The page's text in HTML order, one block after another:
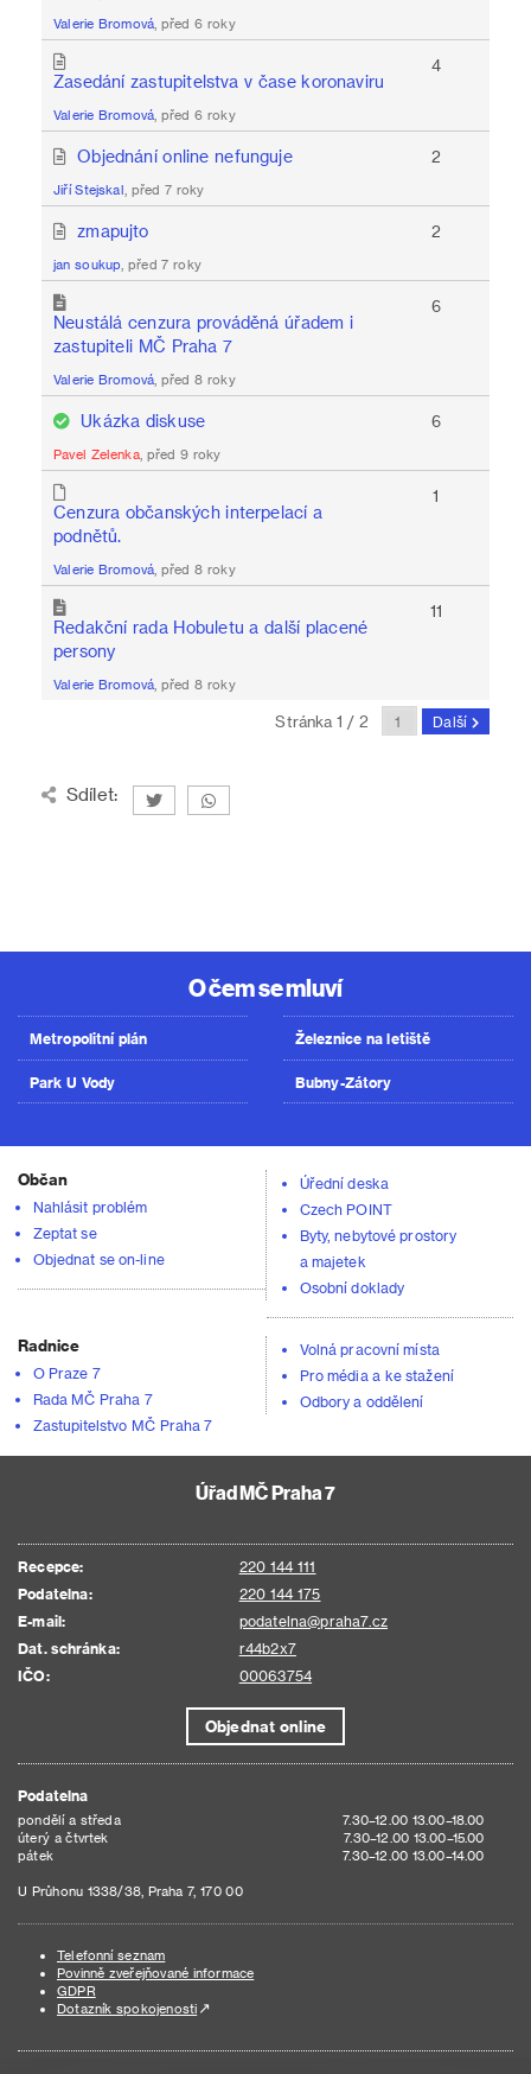
Valerie Bromová , před 6 roky
Zasedání zastupitelstva v čase koronaviru
Valerie Bromová , před 6 roky
4
Objednání online nefunguje
Jiří Stejskal , před 7 roky
2
zmapujto
jan soukup , před 7 roky
2
Neustálá cenzura prováděná úřadem i
zastupiteli MČ Praha 7
Valerie Bromová , před 8 roky
6
Ukázka diskuse
Pavel Zelenka, před 9 roky
6
Cenzura občanských interpelací a
podnětů.
Valerie Bromová , před 8 roky
1
Redakční rada Hobuletu a další placené
persony
Valerie Bromová , před 8 roky
11
Stránka 1 / 2 Další
Sdílet:
O čem se mluví
Metropolitní plán
Park U Vody
Železnice na letiště
Bubny-Zátory
Občan
Nahlásit problém
Zeptat se
Objednat se on-line
Úřední deska
Czech POINT
Byty, nebytové prostory
a majetek
Osobní doklady
Radnice
O Praze 7
Rada MČ Praha 7
Zastupitelstvo MČ Praha 7
Volná pracovní místa
Pro média a ke stažení
Odbory a oddělení
Úřad MČ Praha 7
Recepce:
220 144 111
Podatelna:
220 144 175
E-mail:
podatelna@praha7.cz
Dat. schránka:
r44b2x7
IČO:
00063754
Objednat online
Podatelna
pondělí a středa
7.30–12.00 13.00–18.00
úterý a čtvrtek
7.30–12.00 13.00–15.00
pátek
7.30–12.00 13.00–14.00
U Průhonu 1338/38, Praha 7, 170 00
Telefonní seznam
Povinně zveřejňované informace
GDPR
Dotazník spokojenosti